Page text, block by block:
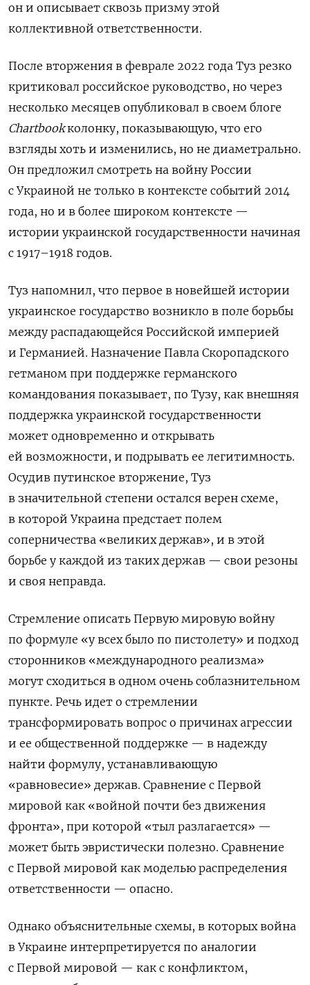
он и описывает сквозь призму этой
коллективной ответственности.
После вторжения в феврале 2022 года Туз резко
критиковал российское руководство, но через
несколько месяцев опубликовал в своем блоге
Chartbookколонку, показывающую, что его
взгляды хоть и изменились, но не диаметрально.
Он предложил смотреть на войну России
с Украиной не только в контексте событий 2014
года, но и в более широком контексте —
истории украинской государственности начиная
с 1917–1918 годов.
Туз напомнил, что первое в новейшей истории
украинское государство возникло в поле борьбы
между распадающейся Российской империей
и Германией. Назначение Павла Скоропадского
гетманом при поддержке германского
командования показывает, по Тузу, как внешняя
поддержка украинской государственности
может одновременно и открывать
ей возможности, и подрывать ее легитимность.
Осудив путинское вторжение, Туз
в значительной степени остался верен схеме,
в которой Украина предстает полем
соперничества «великих держав», и в этой
борьбе у каждой из таких держав — свои резоны
и своя неправда.
Стремление описать Первую мировую войну
по формуле «у всех было по пистолету» и подход
сторонников «международного реализма»
могут сходиться в одном очень соблазнительном
пункте. Речь идет о стремлении
трансформировать вопрос о причинах агрессии
и ее общественной поддержке — в надежду
найти формулу, устанавливающую
«равновесие» держав. Сравнение с Первой
мировой как «войной почти без движения
фронта», при которой «тыл разлагается» —
может быть эвристически полезно. Сравнение
с Первой мировой как моделью распределения
ответственности — опасно.
Однако объяснительные схемы, в которых война
в Украине интерпретируется по аналогии
с Первой мировой — как с конфликтом,